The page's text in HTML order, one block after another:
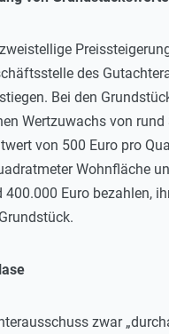
des
Bei den
Wertzuwachs von
von 500 Euro pro
Wohnfläche
Euro bezahlen,
zwar